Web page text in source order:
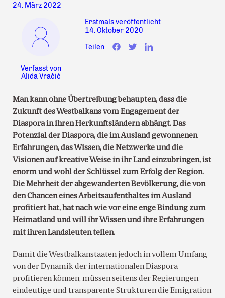
24. März 2022
Verfasst von
Alida Vračić
Erstmals veröffentlicht
14. Oktober 2020
Teilen
Man kann ohne Übertreibung behaupten, dass die
Zukunft des Westbalkans vom Engagement der
Diaspora in ihren Herkunftsländern abhängt. Das
Potenzial der Diaspora, die im Ausland gewonnenen
Erfahrungen, das Wissen, die Netzwerke und die
Visionen auf kreative Weise in ihr Land einzubringen, ist
enorm und wohl der Schlüssel zum Erfolg der Region.
Die Mehrheit der abgewanderten Bevölkerung, die von
den Chancen eines Arbeitsaufenthaltes im Ausland
profitiert hat, hat nach wie vor eine enge Bindung zum
Heimatland und will ihr Wissen und ihre Erfahrungen
mit ihren Landsleuten teilen.
Damit die Westbalkanstaaten jedoch in vollem Umfang
von der Dynamik der internationalen Diaspora
profitieren können, müssen seitens der Regierungen
eindeutige und transparente Strukturen die Emigration